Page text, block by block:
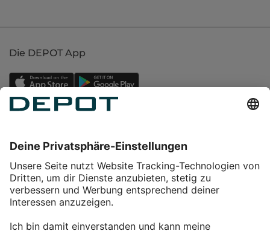
Die DEPOT App
Service
Über DEPOT